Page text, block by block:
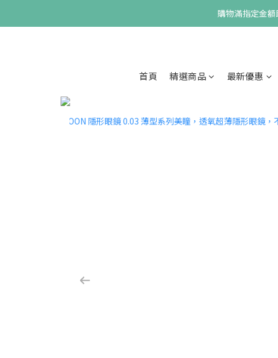
購物滿指定金
首頁 精選商品 最新優惠